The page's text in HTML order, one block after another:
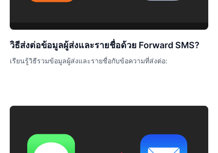
วิธีส่งต่อข้อมูลผู้ส่งและรายชื่อด้วย Forward SMS?
เรียนรู้วิธีรวมข้อมูลผู้ส่งและรายชื่อกับข้อความที่ส่งต่อ: